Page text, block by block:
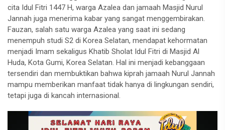
cita Idul Fitri 1447 H, warga Azalea dan jamaah Masjid Nurul
Jannah juga menerima kabar yang sangat menggembirakan.
Fauzan, salah satu warga Azalea yang saat ini sedang
menempuh studi S2 di Korea Selatan, mendapat kehormatan
menjadi Imam sekaligus Khatib Sholat Idul Fitri di Masjid Al
Huda, Kota Gumi, Korea Selatan. Hal ini menjadi kebanggaan
tersendiri dan membuktikan bahwa kiprah jamaah Nurul Jannah
mampu memberikan manfaat tidak hanya di lingkungan sendiri,
tetapi juga di kancah internasional.